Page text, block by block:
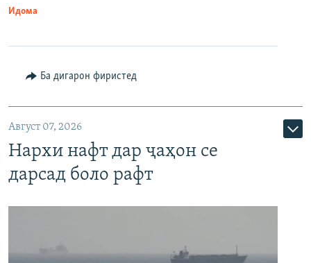
Идома
Ба дигарон фиристед
Август 07, 2026
Нархи нафт дар ҷаҳон се
дарсад боло рафт